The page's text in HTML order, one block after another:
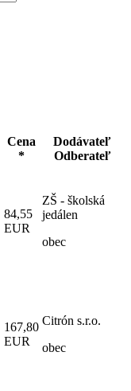
Cena
*
Dodávateľ
Odberateľ
84,55
EUR
ZŠ - školská
jedálen
obec
167,80
EUR
Citrón s.r.o.
obec